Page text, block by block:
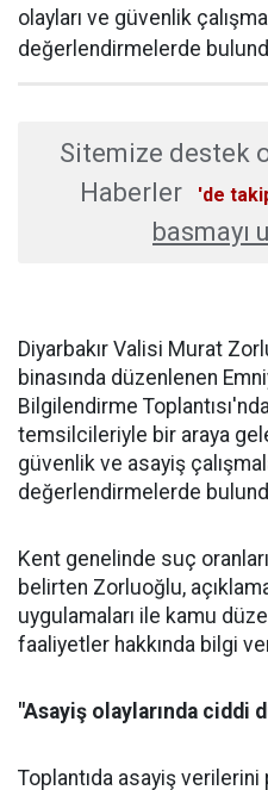
olayları ve güvenlik
değerlendirmelerde
Sitemize destek
Haberler
'de
basmayı
Diyarbakır Valisi Murat
binasında düzenlenen
Bilgilendirme
temsilcileriyle bir araya
güvenlik ve asayiş
değerlendirmelerde
Kent genelinde suç
belirten Zorluoğlu,
uygulamaları ile kamu
faaliyetler hakkında bilgi
"Asayiş olaylarında ciddi
Toplantıda asayiş